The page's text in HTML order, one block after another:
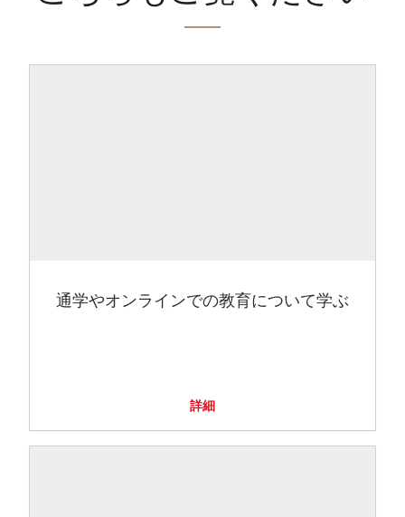
通学やオンラインでの教育について学ぶ
詳細